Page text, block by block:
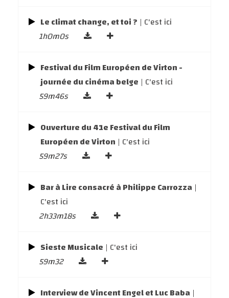
Le climat change, et toi ? | C'est ici
1h0m0s
Festival du Film Européen de Virton -
journée du cinéma belge | C'est ici
59m46s
Ouverture du 41e Festival du Film
Européen de Virton | C'est ici
59m27s
Bar à Lire consacré à Philippe Carrozza |
C'est ici
2h33m18s
Sieste Musicale | C'est ici
59m32
Interview de Vincent Engel et Luc Baba |